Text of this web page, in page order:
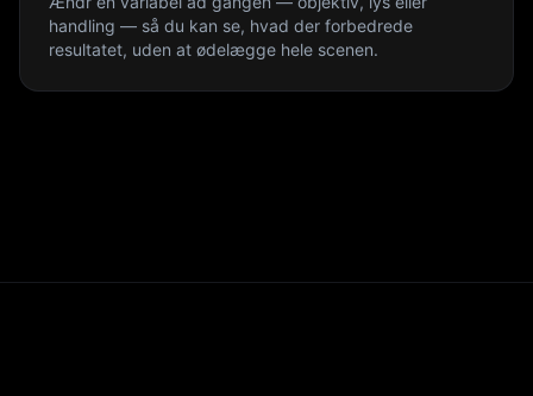
handling — så du kan se, hvad der forbedrede
resultatet, uden at ødelægge hele scenen.